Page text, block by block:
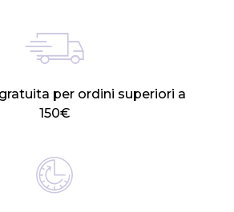
per ordini superiori a
150€